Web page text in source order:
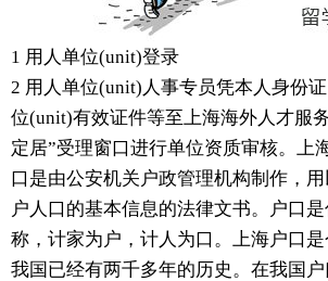
1 用人单位(unit)登录
2 用人单位(unit)人事专员凭本人身份
位(unit)有效证件等至上海海外人才服
定居”受理窗口进行单位资质审核。上
口是由公安机关户政管理机构制作，
户人口的基本信息的法律文书。户口
称，计家为户，计人为口。上海户口
我国已经有两千多年的历史。在我国